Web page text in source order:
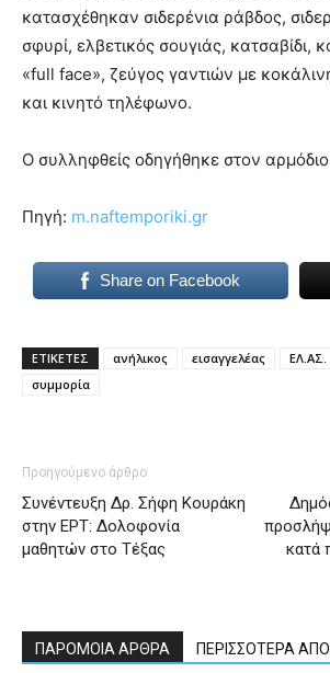
κατασχέθηκαν σιδερένια ράβδος,
σφυρί, ελβετικός σουγιάς, κατσαβίδι,
«full face», ζεύγος γαντιών με
και κινητό τηλέφωνο.
Ο συλληφθείς οδηγήθηκε στον
Πηγή: m.naftemporiki.gr
Share on Facebook
ΕΤΙΚΕΤΕΣ ανήλικος εισαγγελέας ΕΛ.ΑΣ.
συμμορία
Προηγούμενο άρθρο
Συνέντευξη Δρ. Σήφη Κουράκη
στην ΕΡΤ: Δολοφονία
μαθητών στο Τέξας
κατά
ΠΑΡΟΜΟΙΑ ΑΡΘΡΑ ΠΕΡΙΣΣΟΤΕΡΑ